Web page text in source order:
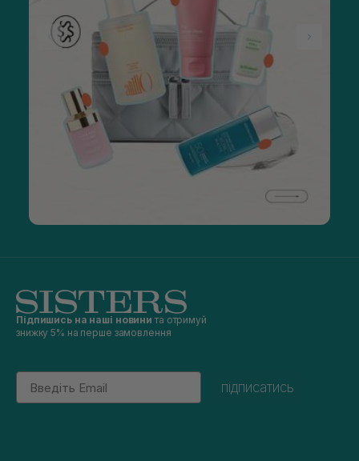
Підпишись на наші новини та отримуй
знижку 5% на перше замовлення
Email
підписатись